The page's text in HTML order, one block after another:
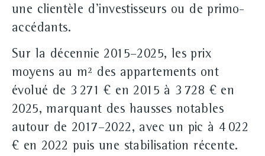
une clientèle d'investisseurs ou de primo-
accédants.
Sur la décennie 2015–2025, les prix
moyens au m² des appartements ont
évolué de 3 271 € en 2015 à 3 728 € en
2025, marquant des hausses notables
autour de 2017–2022, avec un pic à 4 022
€ en 2022 puis une stabilisation récente.